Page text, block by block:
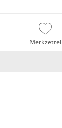
Merkzettel